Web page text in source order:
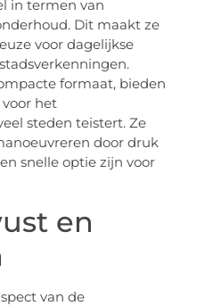
in termen van
Dit maakt ze
voor dagelijkse
formaat, bieden
voor het
steden teistert. Ze
door druk
snelle optie zijn voor
en
van de